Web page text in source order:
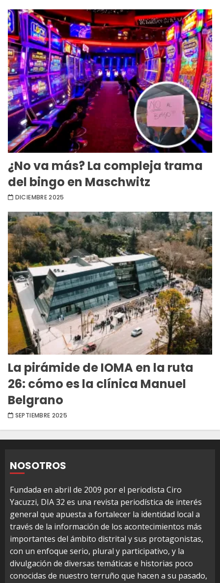
¿No va más? La compleja trama
del bingo en Maschwitz
DICIEMBRE 2025
La pirámide de IOMA en la ruta
26: cómo es la clínica Manuel
Belgrano
SEPTIEMBRE 2025
NOSOTROS
Fundada en abril de 2009 por el periodista Ciro
Yacuzzi, DIA 32 es una revista periodística de interés
general que apuesta a fortalecer la identidad local a
través de la información de los acontecimientos más
importantes del ámbito distrital y sus protagonistas,
con un enfoque serio, plural y participativo, y la
divulgación de diversas temáticas e historias poco
conocidas de nuestro terruño que hacen a su pasado,